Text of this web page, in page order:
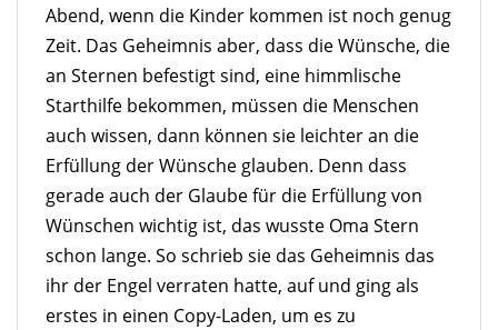
Abend, wenn die Kinder kommen ist noch genug
Zeit. Das Geheimnis aber, dass die Wünsche, die
an Sternen befestigt sind, eine himmlische
Starthilfe bekommen, müssen die Menschen
auch wissen, dann können sie leichter an die
Erfüllung der Wünsche glauben. Denn dass
gerade auch der Glaube für die Erfüllung von
Wünschen wichtig ist, das wusste Oma Stern
schon lange. So schrieb sie das Geheimnis das
ihr der Engel verraten hatte, auf und ging als
erstes in einen Copy-Laden, um es zu